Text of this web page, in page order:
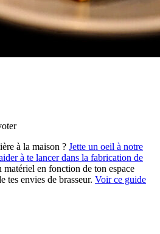
à la maison ? Jette un oeil à notre
à te lancer dans la fabrication de
matériel en fonction de ton espace
tes envies de brasseur. Voir ce guide